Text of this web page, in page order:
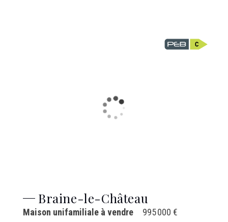
Braine-le-Château
995 000 €
Maison unifamiliale à vendre